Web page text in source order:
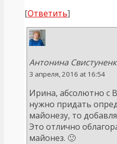
[Ответить]
Антонина
3 апреля, 2016 at 16:54
Ирина, абсолютно с
нужно придать
майонезу, то
Это отлично
майонез. 🙂